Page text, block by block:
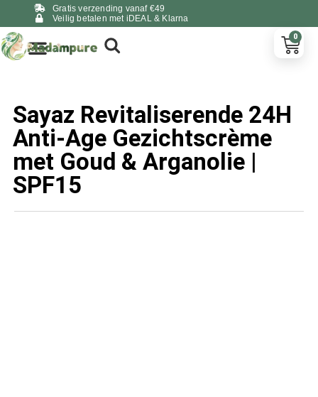
Gratis verzending vanaf €49
Veilig betalen met iDEAL & Klarna
0
Sayaz Revitaliserende 24H
Anti-Age Gezichtscrème
met Goud & Arganolie |
SPF15